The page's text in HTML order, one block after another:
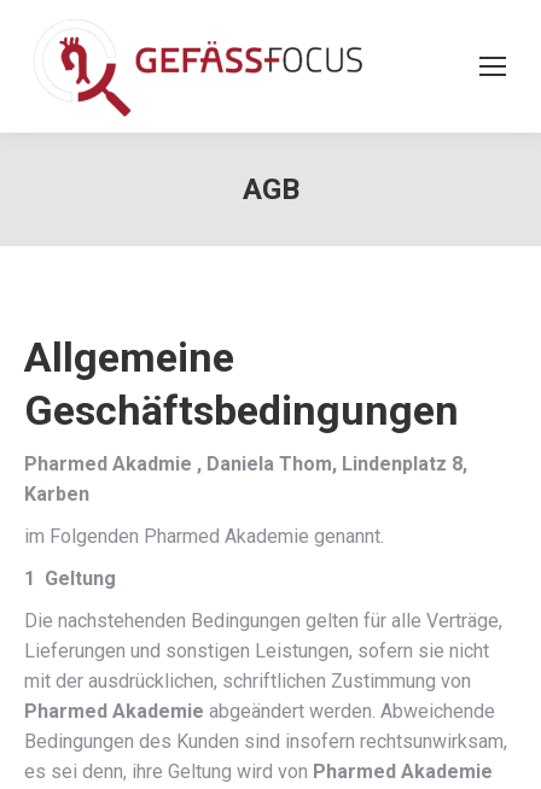
AGB
Allgemeine
Geschäftsbedingungen
Pharmed Akadmie , Daniela Thom, Lindenplatz 8,
Karben
im Folgenden Pharmed Akademie genannt.
1 Geltung
Die nachstehenden Bedingungen gelten für alle Verträge,
Lieferungen und sonstigen Leistungen, sofern sie nicht
mit der ausdrücklichen, schriftlichen Zustimmung von
Pharmed Akademie abgeändert werden. Abweichende
Bedingungen des Kunden sind insofern rechtsunwirksam,
es sei denn, ihre Geltung wird von Pharmed Akademie